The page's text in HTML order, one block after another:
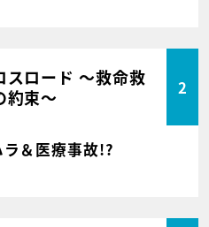
スロード ～救命救
約束～
2
＆医療事故!?